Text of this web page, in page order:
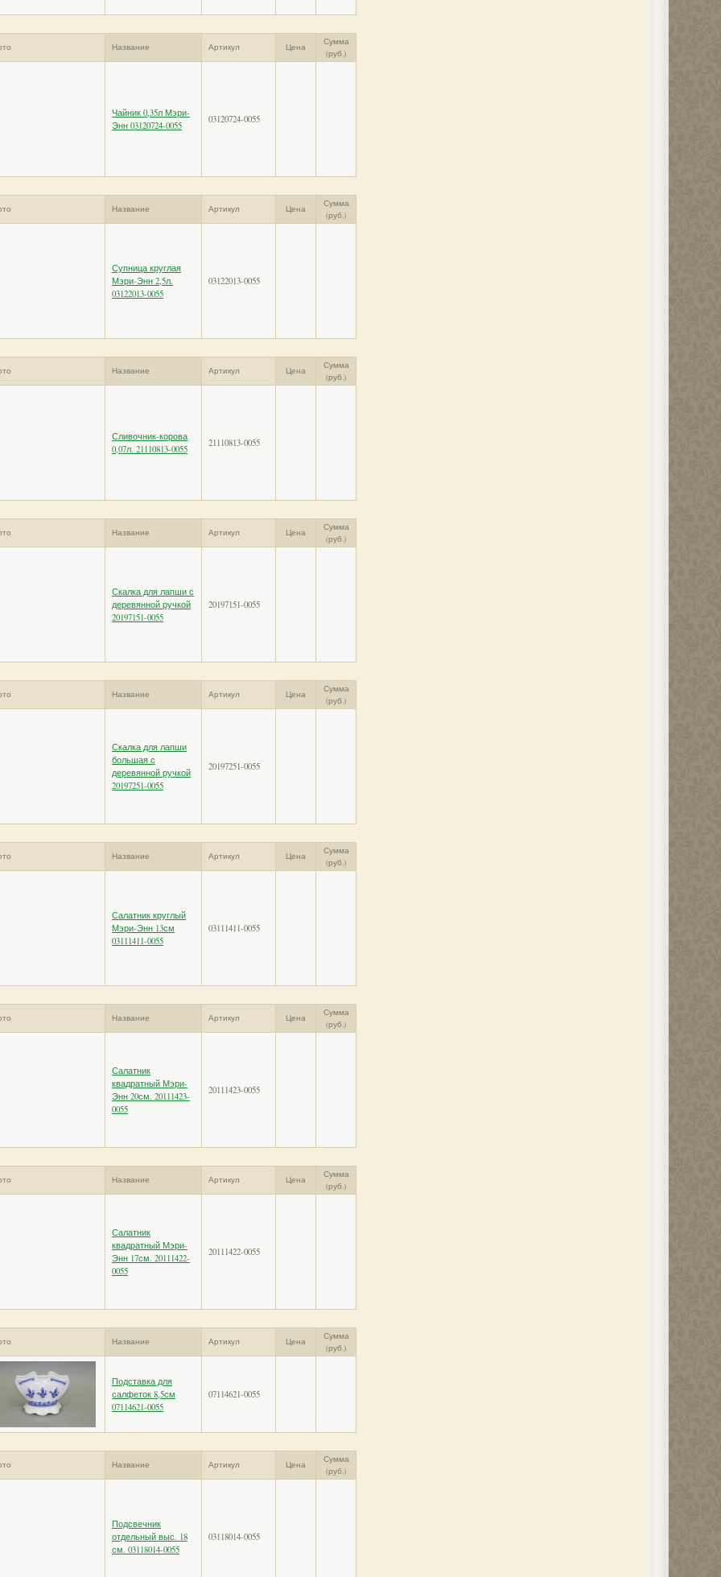
Название Артикул Цена
Сумма
(руб.)
Чайник 0,35л Мэри-
Энн 03120724-0055
03120724-0055
Название Артикул Цена
Сумма
(руб.)
Супница круглая
Мэри-Энн 2,5л.
03122013-0055
03122013-0055
Название Артикул Цена
Сумма
(руб.)
Сливочник-корова
0,07л. 21110813-0055
21110813-0055
Название Артикул Цена
Сумма
(руб.)
Скалка для лапши с
деревянной ручкой
20197151-0055
20197151-0055
Название Артикул Цена
Сумма
(руб.)
Скалка для лапши
большая с
деревянной ручкой
20197251-0055
20197251-0055
Название Артикул Цена
Сумма
(руб.)
Салатник круглый
Мэри-Энн 13см
03111411-0055
03111411-0055
Название Артикул Цена
Сумма
(руб.)
Салатник
квадратный Мэри-
Энн 20см. 20111423-
0055
20111423-0055
Название Артикул Цена
Сумма
(руб.)
Салатник
квадратный Мэри-
Энн 17см. 20111422-
0055
20111422-0055
Название Артикул Цена
Сумма
(руб.)
Подставка для
салфеток 8,5см
07114621-0055
07114621-0055
Название Артикул Цена
Сумма
(руб.)
Подсвечник
отдельный выс. 18
см. 03118014-0055
03118014-0055